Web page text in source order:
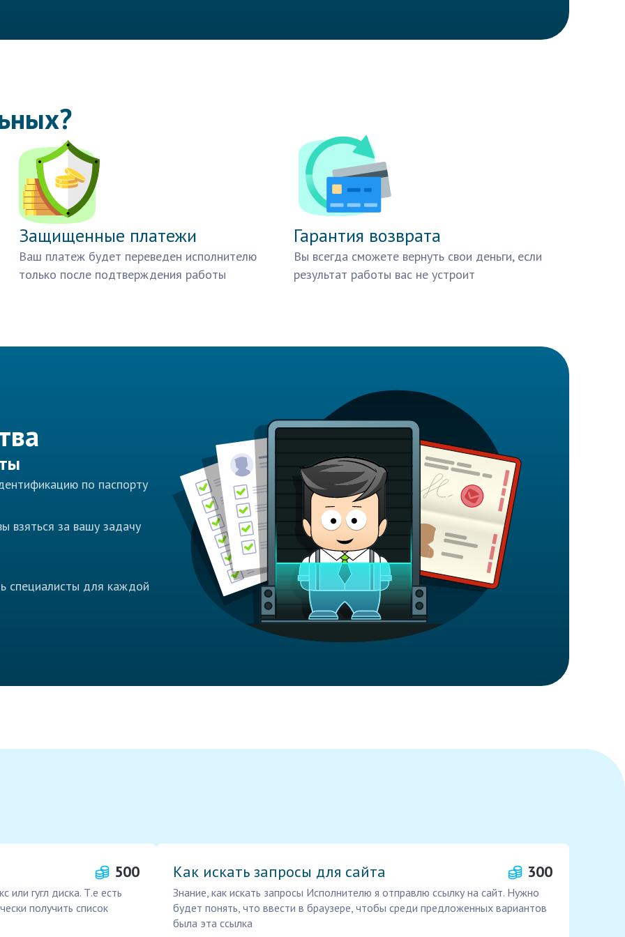
Защищенные платежи
Ваш платеж будет переведен исполнителю
только после подтверждения работы
Гарантия возврата
Вы всегда сможете вернуть свои деньги, если
результат работы вас не устроит
по паспорту
взяться за вашу задачу
специалисты для каждой
500
или гугл диска. Т.е есть
получить список
Как искать запросы для сайта 300
Знание, как искать запросы Исполнителю я отправлю ссылку на сайт. Нужно
будет понять, что ввести в браузере, чтобы среди предложенных вариантов
была эта ссылка